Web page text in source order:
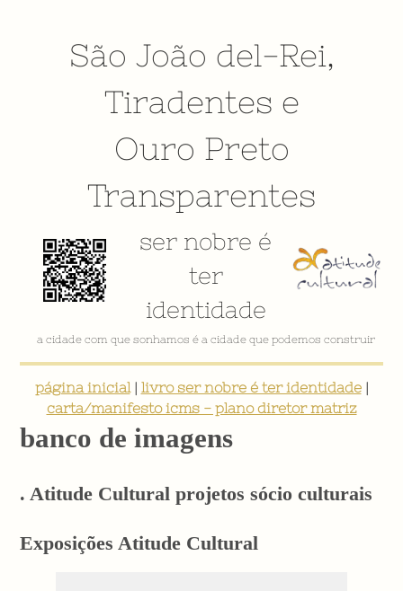
São João del-Rei,
Tiradentes e
Ouro Preto
Transparentes
ser nobre é
ter
identidade
VÍDEO INSTITUCIONAL
página inicial| livro ser nobre é ter identidade|
carta/manifesto icms - plano diretor matriz
banco de imagens
. Atitude Cultural projetos sócio culturais
Exposições Atitude Cultural